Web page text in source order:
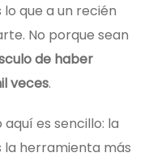
que a un recién
No porque sean
de haber
veces.
aquí es sencillo: la
la herramienta más